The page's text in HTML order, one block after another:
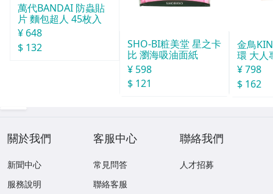
萬代BANDAI 防蟲貼
片 麵包超人 45枚入
¥ 648
$ 132
SHO-BI粧美堂 星之卡
比 瀏海吸油面紙
¥ 598
$ 121
金鳥
環 大人
¥ 798
$ 162
關於我們
新聞中心
服務說明
客服中心
常見問答
聯絡客服
聯絡我們
人才招募